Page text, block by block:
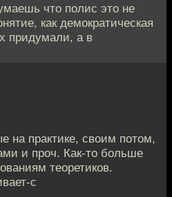
что полис это не
как демократическая
придумали, а в
на практике, своим потом,
и проч. Как-то больше
теоретиков.
с